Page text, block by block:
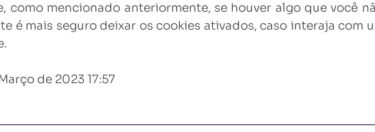
como mencionado anteriormente, se houver algo que você
é mais seguro deixar os cookies ativados, caso interaja com
de 2023 17:57